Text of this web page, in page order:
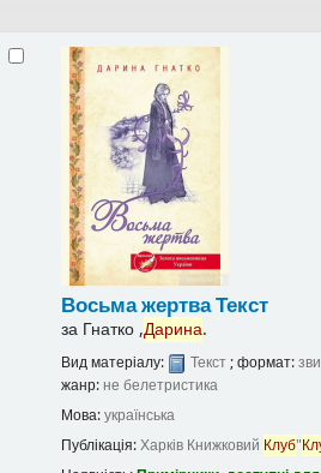
Восьма жертваТекст
за Гнатко ,Дарина.
Вид матеріалу: Текст; формат:
жанр: не белетристика
Мова:українська
Публікація:Харків Книжковий Клуб"